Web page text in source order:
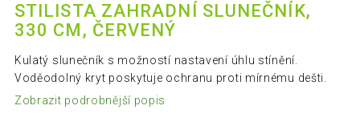
STILISTA ZAHRADNÍ SLUNEČNÍK,
330 CM, ČERVENÝ
Kulatý slunečník s možností nastavení úhlu stínění.
Voděodolný kryt poskytuje ochranu proti mírnému dešti.
Zobrazit podrobnější popis